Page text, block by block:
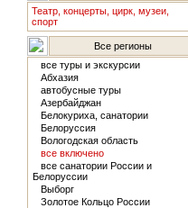
Театр, концерты, цирк, музеи,
спорт
Все регионы
все туры и экскурсии
Абхазия
автобусные туры
Азербайджан
Белокуриха, санатории
Белоруссия
Вологодская область
все включено
все санатории России и
Белоруссии
Выборг
Золотое Кольцо России